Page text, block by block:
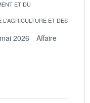
ET DU
L'AGRICULTURE ET DES
2026
Affaire